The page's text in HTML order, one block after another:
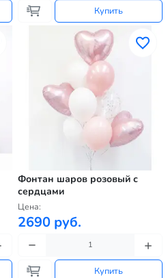
Купить
Фонтан шаров розовый с
сердцами
Цена:
2690 руб.
Купить